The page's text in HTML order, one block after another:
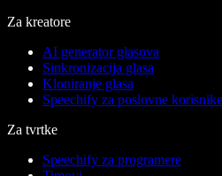
Za kreatore
AI generator glasova
Sinkronizacija glasa
Kloniranje glasa
Speechify za poslovne korisnike
Za tvrtke
Speechify za programere